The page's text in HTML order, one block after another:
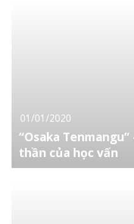
01/01/2020
“Osaka
thần của học vấn